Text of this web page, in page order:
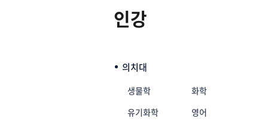
인강
의치대
생물학
화학
유기화학
영어